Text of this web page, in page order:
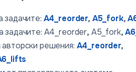
задачите: A4_reorder, A5_fork,
задачите: A4_reorder, A5_fork,
решения: A4_reorder,